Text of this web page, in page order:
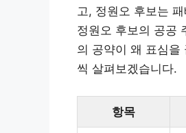
고, 정원오 후보는
정원오 후보의 공공
의 공약이 왜 표심을
씩 살펴보겠습니다.
항목